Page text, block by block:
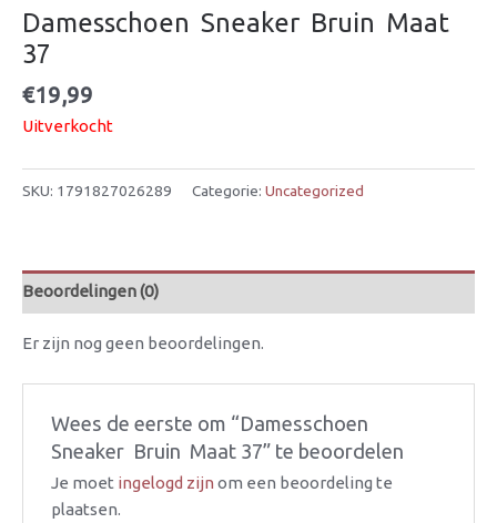
Damesschoen  Sneaker  Bruin  Maat
37
€19,99
Uitverkocht
SKU: 1791827026289 Categorie: Uncategorized
Beoordelingen (0)
Er zijn nog geen beoordelingen.
Wees de eerste om “Damesschoen 
Sneaker  Bruin  Maat 37” te beoordelen
Je moet ingelogd zijn om een beoordeling te
plaatsen.